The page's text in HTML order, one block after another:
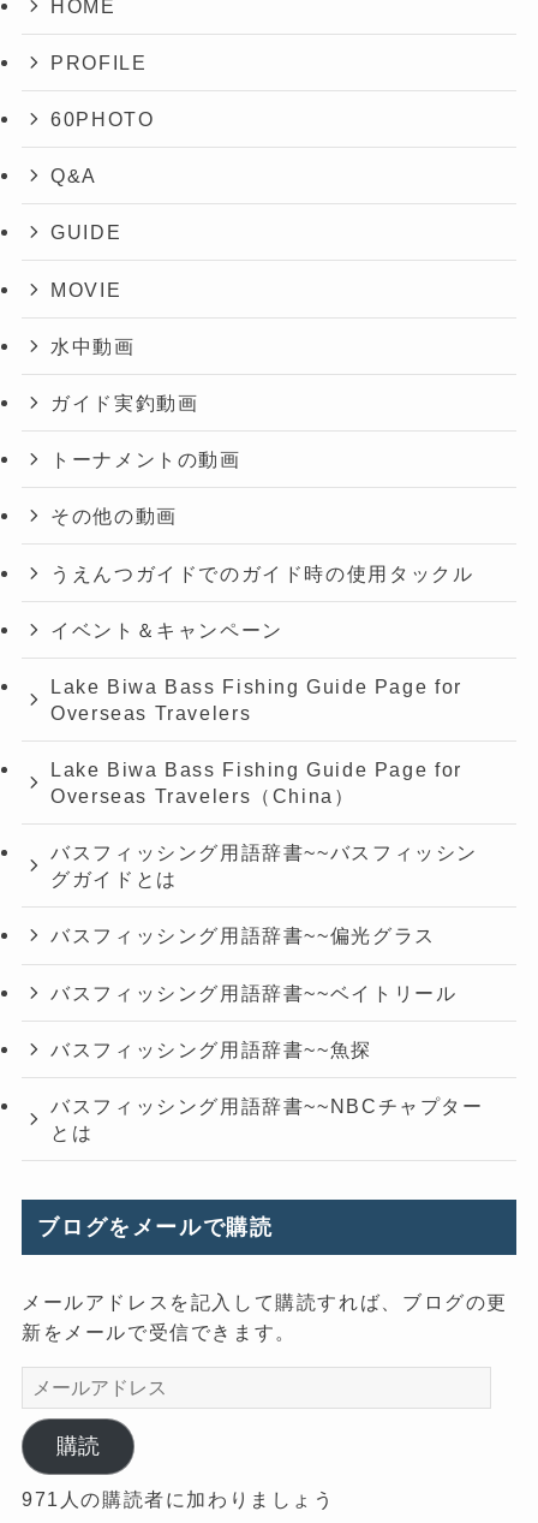
HOME
PROFILE
60PHOTO
Q&A
GUIDE
MOVIE
水中動画
ガイド実釣動画
トーナメントの動画
その他の動画
うえんつガイドでのガイド時の使用タックル
イベント＆キャンペーン
Lake Biwa Bass Fishing Guide Page for
Overseas Travelers
Lake Biwa Bass Fishing Guide Page for
Overseas Travelers（China）
バスフィッシング用語辞書~~バスフィッシン
グガイドとは
バスフィッシング用語辞書~~偏光グラス
バスフィッシング用語辞書~~ベイトリール
バスフィッシング用語辞書~~魚探
バスフィッシング用語辞書~~NBCチャプター
とは
ブログをメールで購読
メールアドレスを記入して購読すれば、ブログの更
新をメールで受信できます。
メ
ー
ル
ア
ド
購読
971人の購読者に加わりましょう